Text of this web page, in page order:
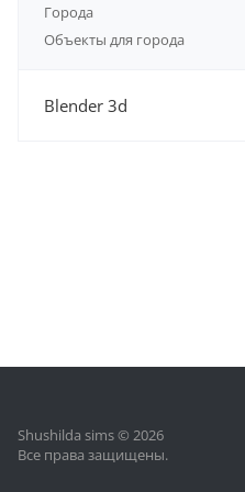
Города
Объекты для города
Blender 3d
Shushilda sims © 2026
Все права защищены.